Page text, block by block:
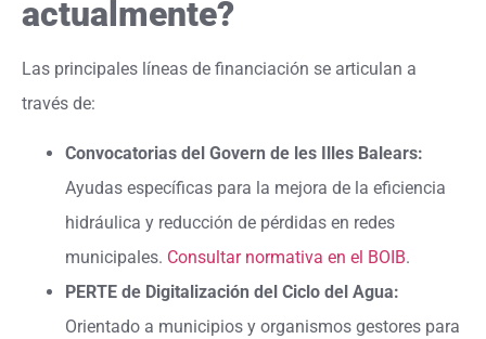
actualmente?
Las principales líneas de financiación se articulan a
través de:
Convocatorias del Govern de les Illes Balears:
Ayudas específicas para la mejora de la eficiencia
hidráulica y reducción de pérdidas en redes
municipales. Consultar normativa en el BOIB.
PERTE de Digitalización del Ciclo del Agua:
Orientado a municipios y organismos gestores para